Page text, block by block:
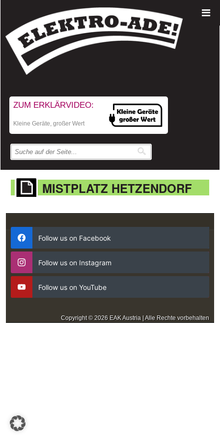
ZUM ERKLÄRVIDEO:
Kleine Geräte, großer Wert
MISTPLATZ HETZENDORF
Follow us on Facebook
Follow us on Instagram
Follow us on YouTube
Copyright © 2026 EAK Austria | Alle Rechte vorbehalten